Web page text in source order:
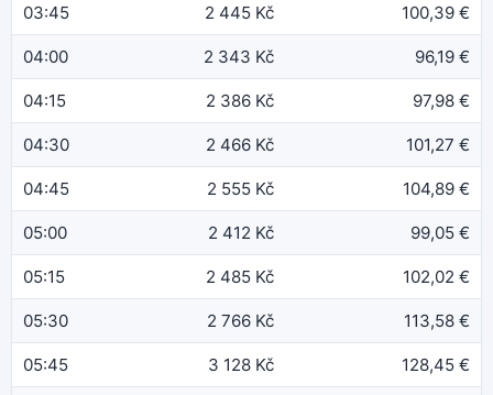
03:45 2 445 Kč 100,39 €
04:00 2 343 Kč 96,19 €
04:15 2 386 Kč 97,98 €
04:30 2 466 Kč 101,27 €
04:45 2 555 Kč 104,89 €
05:00 2 412 Kč 99,05 €
05:15 2 485 Kč 102,02 €
05:30 2 766 Kč 113,58 €
05:45 3 128 Kč 128,45 €